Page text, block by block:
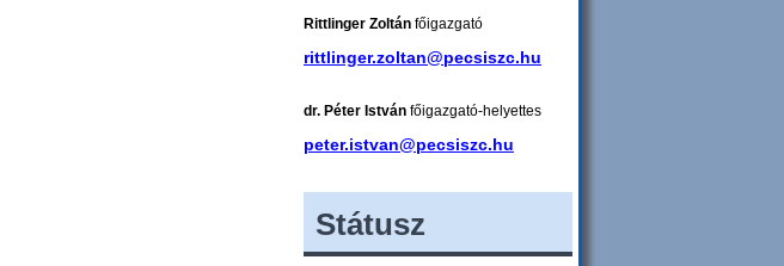
Rittlinger Zoltán főigazgató
rittlinger.zoltan@pecsiszc.hu
dr. Péter István főigazgató-helyettes
peter.istvan@pecsiszc.hu
Státusz